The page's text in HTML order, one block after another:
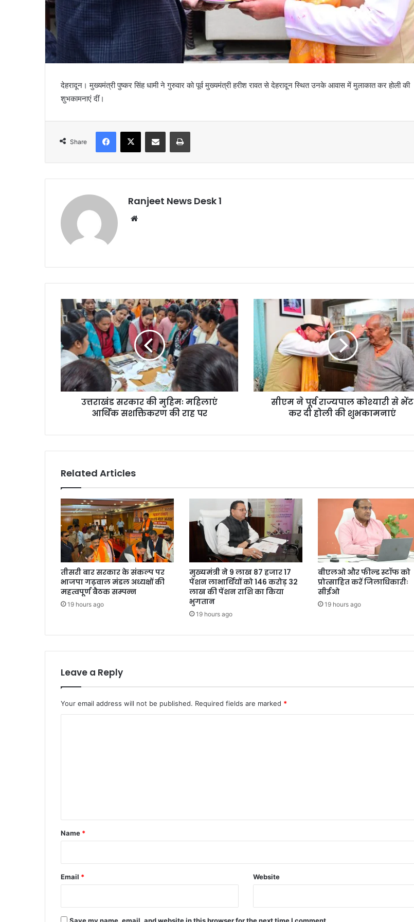
देहरादून। मुख्यमंत्री पुष्कर सिंह धामी ने गुरुवार को पूर्व मुख्यमंत्री हरीश रावत से देहरादून स्थित उनके आवास में मुलाकात कर होली की
शुभकामनाएं दीं।
Share
Ranjeet News Desk 1
उत्तराखंड सरकार की मुहिमः महिलाएं
आर्थिक सशक्तिकरण की राह पर
सीएम ने पूर्व राज्यपाल कोश्यारी से भेंट
कर दी होली की शुभकामनाएं
Related Articles
तीसरी बार सरकार के संकल्प पर
भाजपा गढ़वाल मंडल अध्यक्षों की
महत्वपूर्ण बैठक सम्पन्न
19 hours ago
मुख्यमंत्री ने 9 लाख 87 हजार 17
पेंशन लाभार्थियों को 146 करोड़ 32
लाख की पेंशन राशि का किया
भुगतान
19 hours ago
बीएलओ और फील्ड स्टॉफ को
प्रोत्साहित करें जिलाधिकारीः
सीईओ
19 hours ago
Leave a Reply
Your email address will not be published. Required fields are marked *
*
Name *
Email * Website